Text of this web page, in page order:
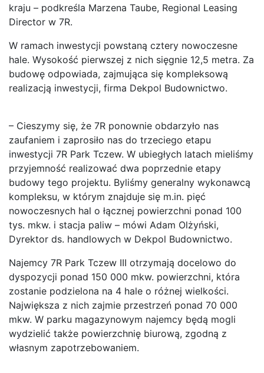
kraju – podkreśla Marzena Taube, Regional Leasing
Director w 7R.
W ramach inwestycji powstaną cztery nowoczesne
hale. Wysokość pierwszej z nich sięgnie 12,5 metra. Za
budowę odpowiada, zajmująca się kompleksową
realizacją inwestycji, firma Dekpol Budownictwo.
– Cieszymy się, że 7R ponownie obdarzyło nas
zaufaniem i zaprosiło nas do trzeciego etapu
inwestycji 7R Park Tczew. W ubiegłych latach mieliśmy
przyjemność realizować dwa poprzednie etapy
budowy tego projektu. Byliśmy generalny wykonawcą
kompleksu, w którym znajduje się m.in. pięć
nowoczesnych hal o łącznej powierzchni ponad 100
tys. mkw. i stacja paliw – mówi Adam Olżyński,
Dyrektor ds. handlowych w Dekpol Budownictwo.
Najemcy 7R Park Tczew III otrzymają docelowo do
dyspozycji ponad 150 000 mkw. powierzchni, która
zostanie podzielona na 4 hale o różnej wielkości.
Największa z nich zajmie przestrzeń ponad 70 000
mkw. W parku magazynowym najemcy będą mogli
wydzielić także powierzchnię biurową, zgodną z
własnym zapotrzebowaniem.